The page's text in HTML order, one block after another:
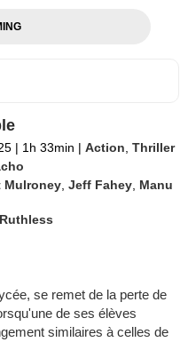
| 1h 33min | Action ,Thriller
Mulroney ,Jeff Fahey Manu
Ruthless
se remet de la perte de
de ses élèves
similaires à celles de